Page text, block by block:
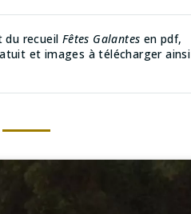
du recueil Fêtes Galantes en pdf,
et images à télécharger ainsi